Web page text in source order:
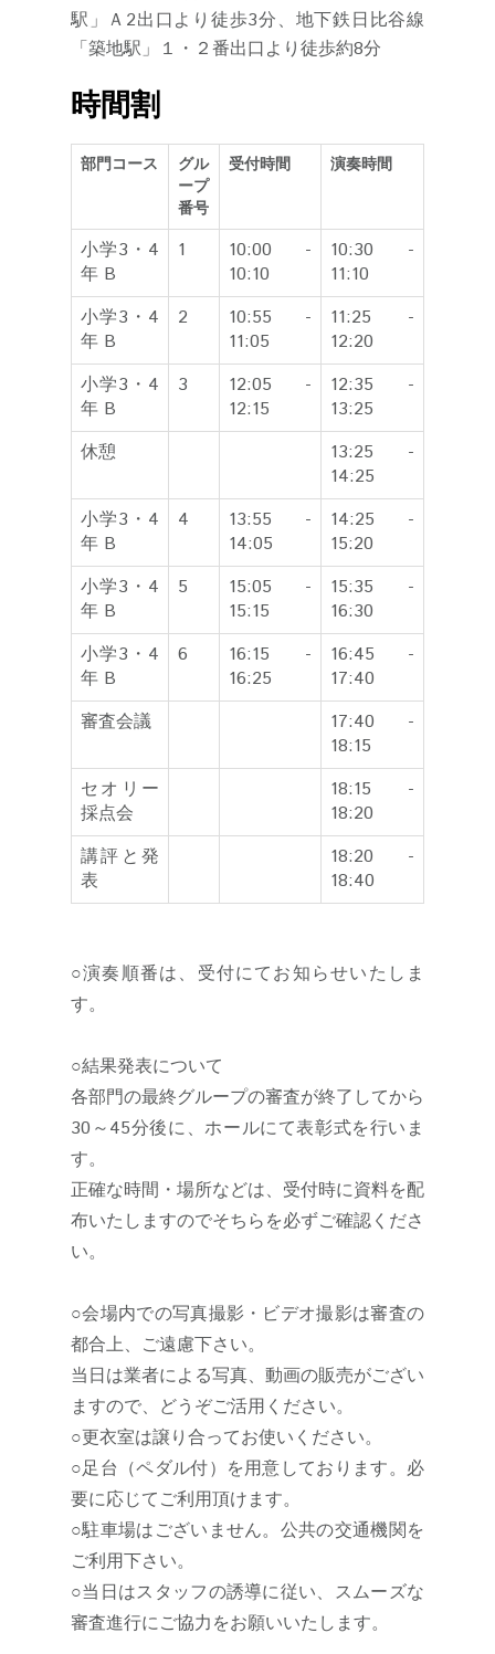
駅」Ａ2出口より徒歩3分、地下鉄日比谷線
「築地駅」１・２番出口より徒歩約8分
時間割
部門コース
グル
ープ
番号
受付時間 演奏時間
小学3・4
年 B
1
10:00 -
10:10
10:30 -
11:10
小学3・4
年 B
2
10:55 -
11:05
11:25 -
12:20
小学3・4
年 B
3
12:05 -
12:15
12:35 -
13:25
休憩
13:25 -
14:25
小学3・4
年 B
4
13:55 -
14:05
14:25 -
15:20
小学3・4
年 B
5
15:05 -
15:15
15:35 -
16:30
小学3・4
年 B
6
16:15 -
16:25
16:45 -
17:40
審査会議
17:40 -
18:15
セオリー
採点会
18:15 -
18:20
講評と発
表
18:20 -
18:40
○演奏順番は、受付にてお知らせいたしま
す。
○結果発表について
各部門の最終グループの審査が終了してから
30～45分後に、ホールにて表彰式を行いま
す。
正確な時間・場所などは、受付時に資料を配
布いたしますのでそちらを必ずご確認くださ
い。
○会場内での写真撮影・ビデオ撮影は審査の
都合上、ご遠慮下さい。
当日は業者による写真、動画の販売がござい
ますので、どうぞご活用ください。
○更衣室は譲り合ってお使いください。
○足台（ペダル付）を用意しております。必
要に応じてご利用頂けます。
○駐車場はございません。公共の交通機関を
ご利用下さい。
○当日はスタッフの誘導に従い、スムーズな
審査進行にご協力をお願いいたします。